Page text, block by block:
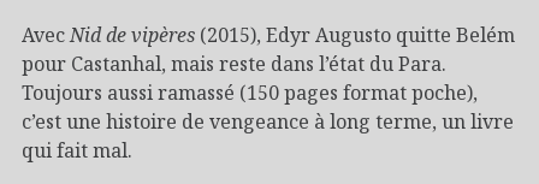
Avec Nid de vipères (2015), Edyr Augusto quitte Belém
pour Castanhal, mais reste dans l’état du Para.
Toujours aussi ramassé (150 pages format poche),
c’est une histoire de vengeance à long terme, un livre
qui fait mal.